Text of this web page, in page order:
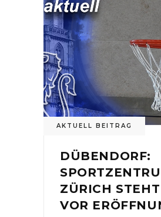
AKTUELL BEITRAG
DÜBENDORF:
ZÜRICH
VOR